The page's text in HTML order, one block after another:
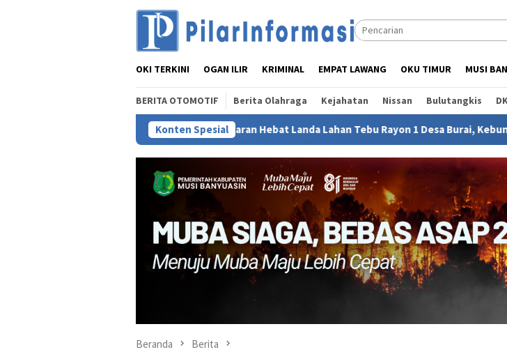
OKI TERKINI OGAN ILIR KRIMINAL EMPAT LAWANG OKU TIMUR MUSI
BERITA OTOMOTIF Berita Olahraga Kejahatan Nissan Bulutangkis
Konten Spesial
‎Kebakaran Hebat Landa Lahan Tebu Rayon 1 Desa Burai, Kebun Produktif Warga Ikut
Beranda Berita